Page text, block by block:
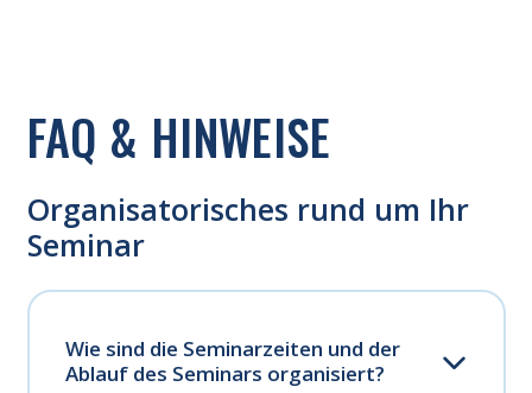
FAQ & HINWEISE
Organisatorisches rund um Ihr
Seminar
Wie sind die Seminarzeiten und der
Ablauf des Seminars organisiert?